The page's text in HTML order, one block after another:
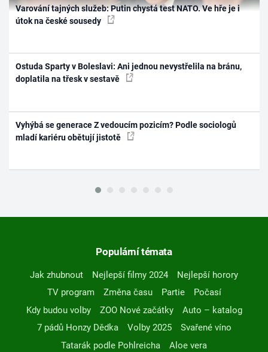
Varování tajných služeb: Putin chystá test NATO. Ve hře je i
útok na české sousedy
Ostuda Sparty v Boleslavi: Ani jednou nevystřelila na bránu,
doplatila na třesk v sestavě
Vyhýbá se generace Z vedoucím pozicím? Podle sociologů
mladí kariéru obětují jistotě
Populární témata
Jak zhubnout Nejlepší filmy 2024
Nejlepší horory
TV program
Změna času Partie
Počasí
Kdy budou volby
ZOO Nové začátky
Auto – katalog
7 pádů Honzy Dědka
Volby 2025
Svařené víno
Tatarák podle Pohlreicha
Aloe vera